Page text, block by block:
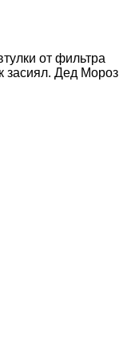
от фильтра
засиял. Дед Мороз